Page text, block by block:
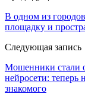
В одном из
площадку и
Следующая запись
Мошенники стали
нейросети: теперь
знакомого